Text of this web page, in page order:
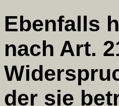
Ebenfalls
nach Art.
der sie